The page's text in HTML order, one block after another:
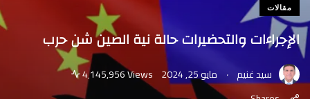
مقالات
الإجراءات والتحضيرات حالة نية الصين شن حرب
سيد غنيم . مايو 25, 2024
4٬145,956 Views